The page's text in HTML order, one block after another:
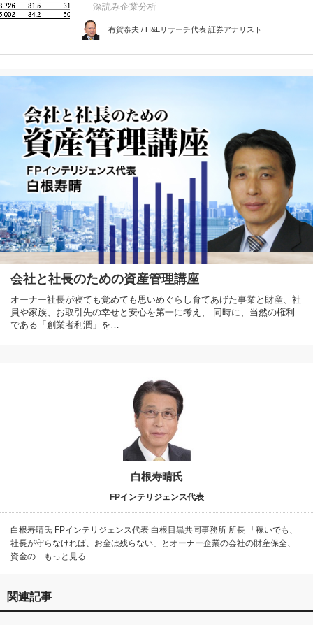
深読み企業分析
有賀泰夫 / H&Lリサーチ代表 証券アナリスト
会社と社長のための資産管理講座
オーナー社長が寝ても覚めても思いめぐらし育てあげた事業と財産、社
員や家族、お取引先の幸せと安心を第一に考え、 同時に、当然の権利
である「創業者利潤」を…
白根寿晴氏
FPインテリジェンス代表
白根寿晴氏 FPインテリジェンス代表 白根目黒共同事務所 所長 「稼いでも、
社長が守らなければ、お金は残らない」とオーナー企業の会社の財産保全、
資金の…もっと見る
関連記事